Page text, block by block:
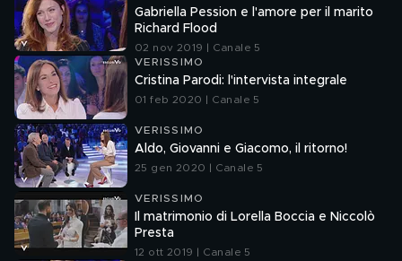
Gabriella Pession e l'amore per il marito
Richard Flood
02 nov 2019 | Canale 5
VERISSIMO
Cristina Parodi: l'intervista integrale
01 feb 2020 | Canale 5
VERISSIMO
Aldo, Giovanni e Giacomo, il ritorno!
25 gen 2020 | Canale 5
VERISSIMO
Il matrimonio di Lorella Boccia e Niccolò
Presta
12 ott 2019 | Canale 5